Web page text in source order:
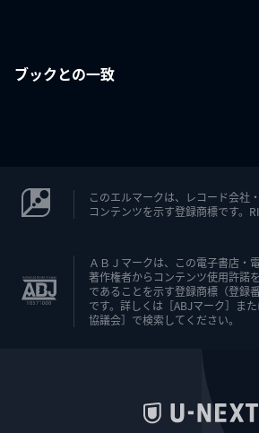
ブックとの一致
このエルマークは、レコード会社
コンテンツを示す登録商標です。
ＡＢＪマークは、この電子書店・
著作権者からコンテンツ使用許諾
であることを示す登録商標（登録
です。詳しくは［ABJマーク］ま
協議会］で検索してください。